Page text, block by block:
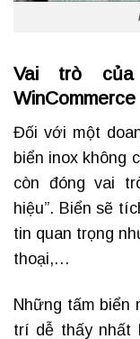
Vai trò
WinCommerce
Đối với một
biển inox không
còn đóng vai
hiệu”. Biển sẽ
tin quan trọng
thoại,…
Những tấm biển
trí dễ thấy nhất